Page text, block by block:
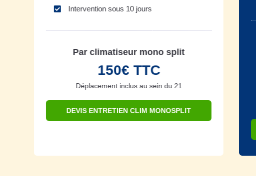
Intervention sous 10 jours
Par climatiseur mono split
150€ TTC
Déplacement inclus au sein du 21
DEVIS ENTRETIEN CLIM MONOSPLIT